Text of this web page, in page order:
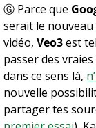
Ⓖ Parce que
serait le nouveau
vidéo, Veo3 est
passer des
dans ce sens là,
nouvelle
partager tes